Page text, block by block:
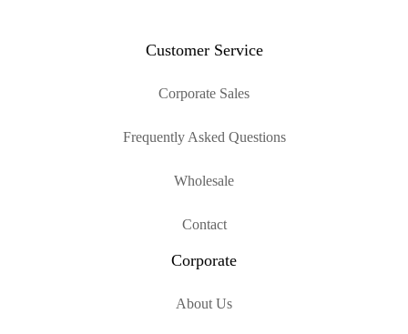
Customer Service
Corporate Sales
Frequently Asked Questions
Wholesale
Contact
Corporate
About Us